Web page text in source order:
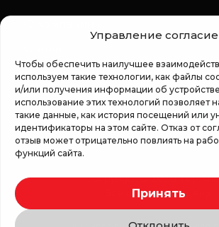
Управление
Чтобы обеспечить наилучшее
используем такие технологии, как файлы
и/или получения информации об
использование этих технологий позволяет
такие данные, как история посещений или
идентификаторы на этом сайте. Отказ от
отзыв может отрицательно повлиять на
функций сайта.
Принять
Регламент кампании «100 zile
Copyright © 2026 Top
Все права защищены.